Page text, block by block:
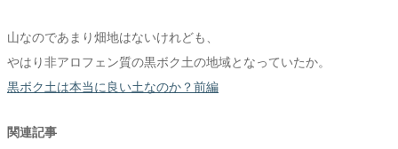
山なのであまり畑地はないけれども、
やはり非アロフェン質の黒ボク土の地域となっていたか。
黒ボク土は本当に良い土なのか？前編
関連記事